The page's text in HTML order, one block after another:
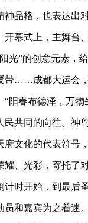
神品格，也表达出
开幕式上，主舞台
光”的创意元素，
带……成都大运会，
“阳春布德泽，万
民共同的向往。神
府文化的代表符号
耀、光彩，寄托了
计时开始，到最后
员和嘉宾为之着迷。